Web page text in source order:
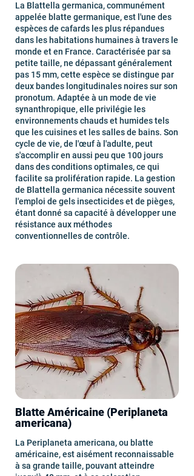
La Blattella germanica, communément
appelée blatte germanique, est l'une des
espèces de cafards les plus répandues
dans les habitations humaines à travers le
monde et en France. Caractérisée par sa
petite taille, ne dépassant généralement
pas 15 mm, cette espèce se distingue par
deux bandes longitudinales noires sur son
pronotum. Adaptée à un mode de vie
synanthropique, elle privilégie les
environnements chauds et humides tels
que les cuisines et les salles de bains. Son
cycle de vie, de l'œuf à l'adulte, peut
s'accomplir en aussi peu que 100 jours
dans des conditions optimales, ce qui
facilite sa prolifération rapide. La gestion
de Blattella germanica nécessite souvent
l'emploi de gels insecticides et de pièges,
étant donné sa capacité à développer une
résistance aux méthodes
conventionnelles de contrôle.
Blatte Américaine (Periplaneta
americana)
La Periplaneta americana, ou blatte
américaine, est aisément reconnaissable
à sa grande taille, pouvant atteindre